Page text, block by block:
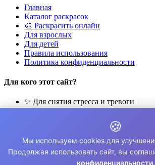
Главная
Каталог раскрасок
🎨 Раскрасить онлайн
Для взрослых
Для детей
Правила использования
Политика конфиденциальности
Для кого этот сайт?
✨ Для снятия стресса и тревоги
🧘 Для медитации и расслабления
👨‍👩‍👧‍👦 Для семейного досуга
© 2026 Раскраски Антистресс. Все права
🍪
Мы используем cookies для
Продолжая использовать сайт, вы
конфиденциальности.